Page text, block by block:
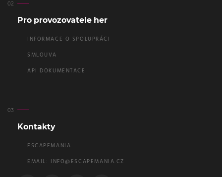
Pro provozovatele her
INFORMACE O SPOLUPRÁCI
SMLOUVA
API DOKUMENTACE
Kontakty
ESCAPEMANIA
EMAIL: INFO@ESCAPEMANIA.CZ